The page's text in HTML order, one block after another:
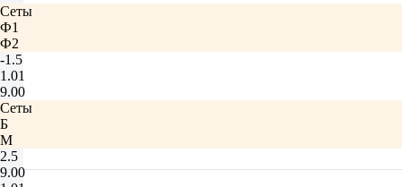
Сеты
Ф1
Ф2
-1.5
1.01
9.00
Сеты
Б
М
2.5
9.00